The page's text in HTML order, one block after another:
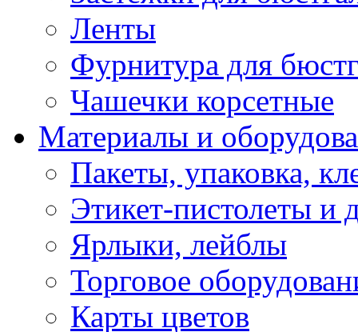
Ленты
Фурнитура для
Чашечки корсетные
Материалы и
Пакеты, упаковка,
Этикет-пистолеты и
Ярлыки, лейблы
Торговое
Карты цветов